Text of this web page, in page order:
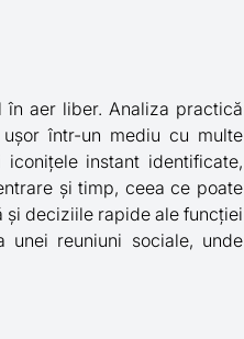
aer liber. Analiza practică
într-un mediu cu multe
instant identificate,
și timp, ceea ce poate
și deciziile rapide ale funcției
reuniuni sociale, unde